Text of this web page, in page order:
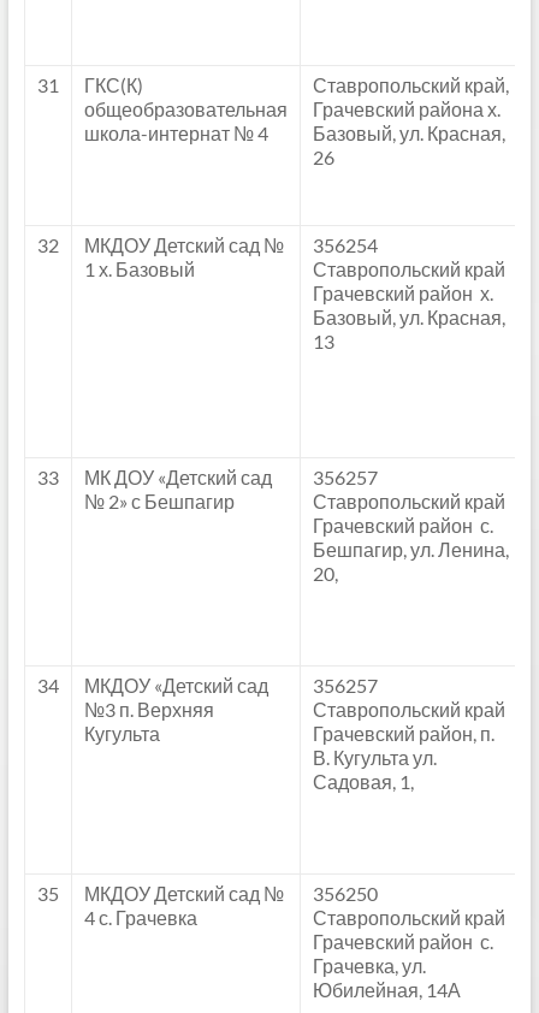
31
ГКС(К)
общеобразовательная
школа-интернат № 4
Ставропольский край,
Грачевский района х.
Базовый, ул. Красная,
26
32
МКДОУ Детский сад №
1 х. Базовый
356254
Ставропольский край
Грачевский район х.
Базовый, ул. Красная,
13
33
МК ДОУ «Детский сад
№ 2» с Бешпагир
356257
Ставропольский край
Грачевский район с.
Бешпагир, ул. Ленина,
20,
34
МКДОУ «Детский сад
№3 п. Верхняя
Кугульта
356257
Ставропольский край
Грачевский район, п.
В. Кугульта ул.
Садовая, 1,
35
МКДОУ Детский сад №
4 с. Грачевка
356250
Ставропольский край
Грачевский район с.
Грачевка, ул.
Юбилейная, 14А